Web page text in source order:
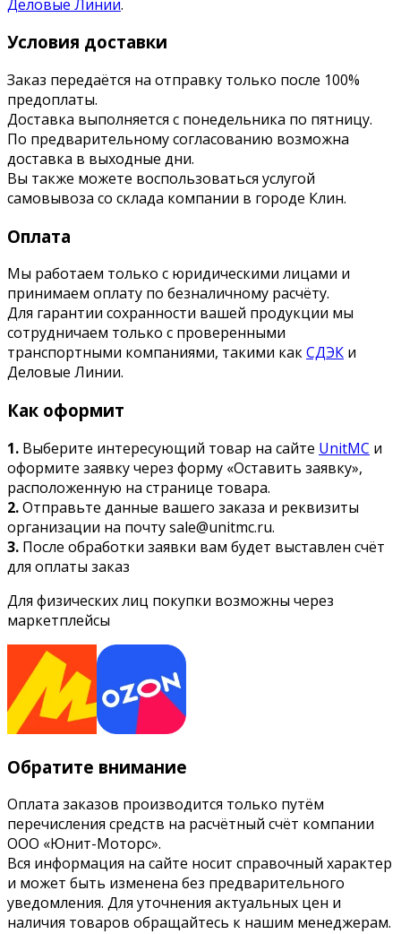
Деловые Линии.
Условия доставки
Заказ передаётся на отправку только после 100%
предоплаты.
Доставка выполняется с понедельника по пятницу.
По предварительному согласованию возможна
доставка в выходные дни.
Вы также можете воспользоваться услугой
самовывоза со склада компании в городе Клин.
Оплата
Мы работаем только с юридическими лицами и
принимаем оплату по безналичному расчёту.
Для гарантии сохранности вашей продукции мы
сотрудничаем только с проверенными
транспортными компаниями, такими какСДЭК и
Деловые Линии.
Как оформит
1. Выберите интересующий товар на сайте UnitMC и
оформите заявку через форму «Оставить заявку»,
расположенную на странице товара.
2.Отправьте данные вашего заказа и реквизиты
организации на почту sale@unitmc.ru.
3. После обработки заявки вам будет выставлен счёт
для оплаты заказ
Для физических лиц покупки возможны через
маркетплейсы
Обратите внимание
Оплата заказов производится только путём
перечисления средств на расчётный счёт компании
ООО «Юнит-Моторс».
Вся информация на сайте носит справочный характер
и может быть изменена без предварительного
уведомления. Для уточнения актуальных цен и
наличия товаров обращайтесь к нашим менеджерам.